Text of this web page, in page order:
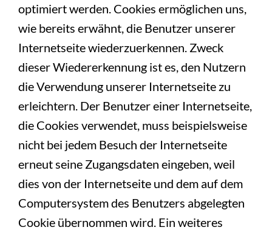
optimiert werden. Cookies ermöglichen uns,
wie bereits erwähnt, die Benutzer unserer
Internetseite wiederzuerkennen. Zweck
dieser Wiedererkennung ist es, den Nutzern
die Verwendung unserer Internetseite zu
erleichtern. Der Benutzer einer Internetseite,
die Cookies verwendet, muss beispielsweise
nicht bei jedem Besuch der Internetseite
erneut seine Zugangsdaten eingeben, weil
dies von der Internetseite und dem auf dem
Computersystem des Benutzers abgelegten
Cookie übernommen wird. Ein weiteres